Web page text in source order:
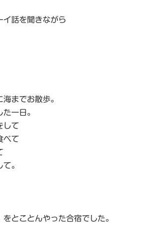
イ話を聞きながら
までお散歩。
一日。
して
べて
。
とことんやった合宿でした。